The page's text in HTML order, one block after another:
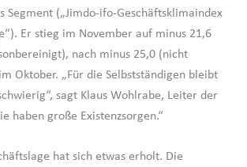
Segment („Jimdo-ifo-Geschäftsklimaindex
Er stieg im November auf minus 21,6
nach minus 25,0 (nicht
Oktober. „Für die Selbstständigen bleibt
sagt Klaus Wohlrabe, Leiter der
haben große Existenzsorgen.“
hat sich etwas erholt. Die